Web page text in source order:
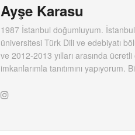
Ayşe Karasu
1987 İstanbul doğumluyum.
üniversitesi Türk Dili ve edebiyatı
ve 2012-2013 yılları arasında
imkanlarımla tanıtımını